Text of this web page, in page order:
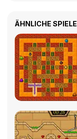
ÄHNLICHE SPIELE